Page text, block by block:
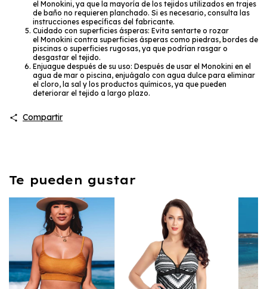
el Monokini, ya que la mayoría de los tejidos utilizados en trajes
de baño no requieren planchado. Si es necesario, consulta las
instrucciones específicas del fabricante.
Cuidado con superficies ásperas: Evita sentarte o rozar
el Monokini contra superficies ásperas como piedras, bordes de
piscinas o superficies rugosas, ya que podrían rasgar o
desgastar el tejido.
Enjuague después de su uso: Después de usar el Monokini en el
agua de mar o piscina, enjuágalo con agua dulce para eliminar
el cloro, la sal y los productos químicos, ya que pueden
deteriorar el tejido a largo plazo.
Compartir
Te pueden gustar